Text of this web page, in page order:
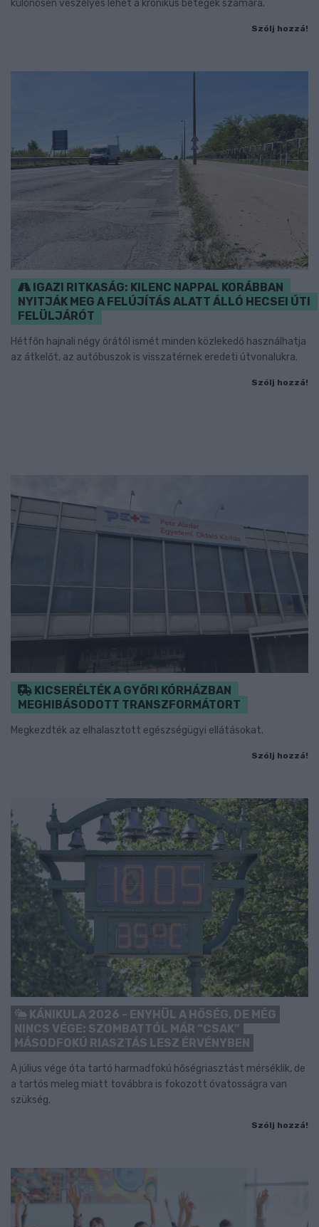
különösen veszélyes lehet a krónikus betegek számára.
Szólj hozzá!
IGAZI RITKASÁG: KILENC NAPPAL KORÁBBAN
NYITJÁK MEG A FELÚJÍTÁS ALATT ÁLLÓ HECSEI ÚTI
FELÜLJÁRÓT
Hétfőn hajnali négy órától ismét minden közlekedő használhatja
az átkelőt, az autóbuszok is visszatérnek eredeti útvonalukra.
Szólj hozzá!
KICSERÉLTÉK A GYŐRI KÓRHÁZBAN
MEGHIBÁSODOTT TRANSZFORMÁTORT
Megkezdték az elhalasztott egészségügyi ellátásokat.
Szólj hozzá!
KÁNIKULA 2026 - ENYHÜL A HŐSÉG, DE MÉG
NINCS VÉGE: SZOMBATTÓL MÁR “CSAK”
MÁSODFOKÚ RIASZTÁS LESZ ÉRVÉNYBEN
A július vége óta tartó harmadfokú hőségriasztást mérséklik, de
a tartós meleg miatt továbbra is fokozott óvatosságra van
szükség.
Szólj hozzá!